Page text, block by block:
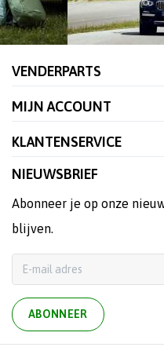
VENDERPARTS
MIJN ACCOUNT
KLANTENSERVICE
NIEUWSBRIEF
Abonneer je op onze
blijven.
ABONNEER